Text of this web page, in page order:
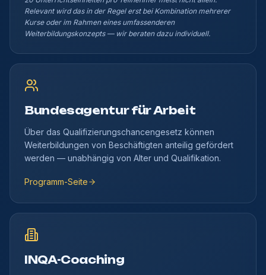
Relevant wird das in der Regel erst bei Kombination mehrerer
Kurse oder im Rahmen eines umfassenderen
Weiterbildungskonzepts — wir beraten dazu individuell.
Bundesagentur für Arbeit
Über das Qualifizierungschancengesetz können
Weiterbildungen von Beschäftigten anteilig gefördert
werden — unabhängig von Alter und Qualifikation.
Programm-Seite
INQA-Coaching